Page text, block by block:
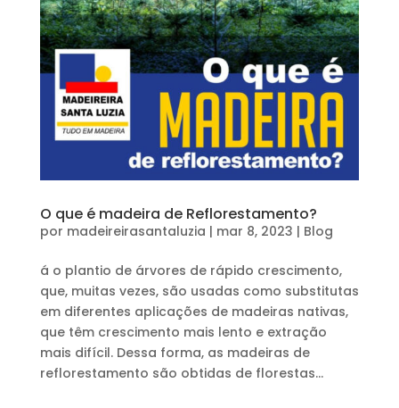
O que é madeira de Reflorestamento?
por madeireirasantaluzia | mar 8, 2023 | Blog
á o plantio de árvores de rápido crescimento,
que, muitas vezes, são usadas como substitutas
em diferentes aplicações de madeiras nativas,
que têm crescimento mais lento e extração
mais difícil. Dessa forma, as madeiras de
reflorestamento são obtidas de florestas...